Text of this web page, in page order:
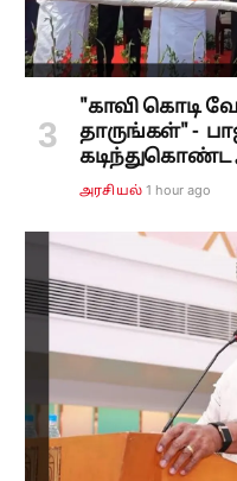
"காவி கொடி
தாருங்கள்" -
கடிந்துகொண்ட
அரசியல் 1 hour ago